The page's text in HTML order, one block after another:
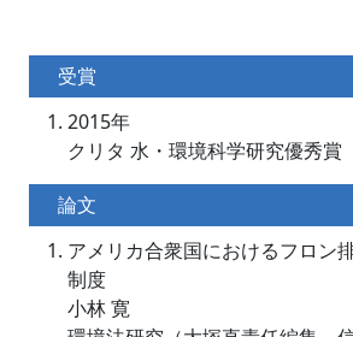
受賞
2015年
クリタ 水・環境科学研究優秀賞
論文
アメリカ合衆国におけるフロン
制度
小林 寛